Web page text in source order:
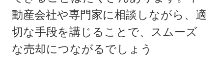
動産会社や専門家に相談しながら、適
切な手段を講じることで、スムーズ
な売却につながるでしょう